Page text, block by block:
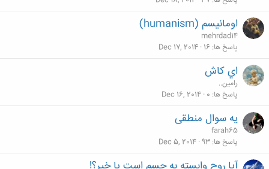
اومانیسم (humanism)
mehrdad14
پاسخ ها 16
Dec 17, 2014
اي كاش
رامين..
پاسخ ها 0
Dec 16, 2014
یه سوال منطقی
farah65
پاسخ ها 93
Dec 5, 2014